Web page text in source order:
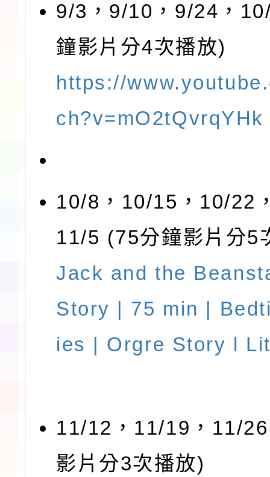
9/3，9/10，9/24，
鐘影片分4次播放)
https://
ch?v=mO2tQvrqYHk
10/8，10/15，10/22
11/5 (75分鐘影片分5
Jack and the
Story | 75 min |
ies | Orgre Story l
11/12，11/19，11/
影片分3次播放)